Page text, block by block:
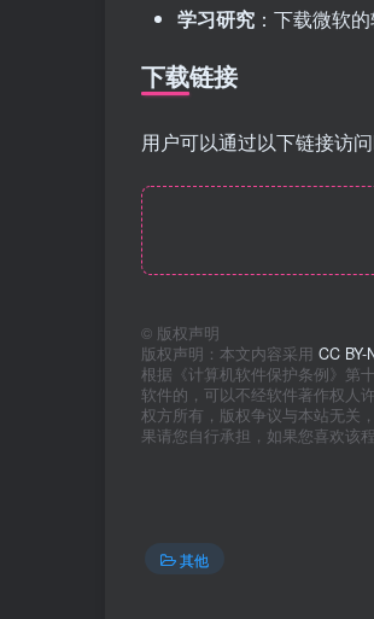
学习研究 ：下载微软
下载链接
用户可以通过以下链接访
© 版权声明
版权声明：本文内容采用 CC BY-
根据《计算机软件保护条例》第
软件的，可以不经软件著作权人
权方所有，版权争议与本站无关
果请您自行承担，如果您喜欢该
其他